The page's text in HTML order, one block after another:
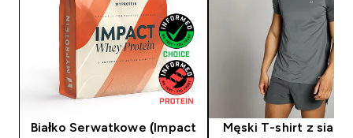
Białko Serwatkowe (Impact
Męski T-shirt z